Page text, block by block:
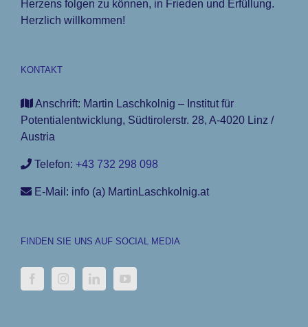
Herzens folgen zu können, in Frieden und Erfüllung.
Herzlich willkommen!
KONTAKT
Anschrift: Martin Laschkolnig – Institut für
Potentialentwicklung, Südtirolerstr. 28, A-4020 Linz /
Austria
Telefon: +43 732 298 098
E-Mail: info (a) MartinLaschkolnig.at
FINDEN SIE UNS AUF SOCIAL MEDIA